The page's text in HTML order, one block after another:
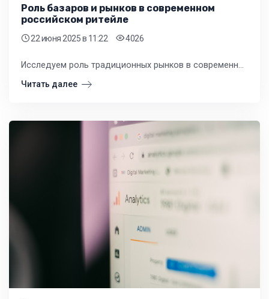
Роль базаров и рынков в современном
российском ритейле
22 июня 2025в 11:22 4026
Исследуем роль традиционных рынков в современной рознице одежды и обуви РФ. Узнайте, как базары конкурируют и дополняют магазины, влияя на стратегии ритейлеров. Анализ цен, ассортимента и клиентского опыта.
Читать далее